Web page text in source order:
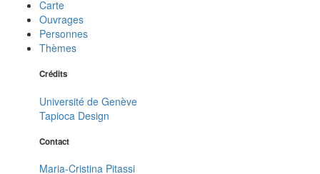
Carte
Ouvrages
Personnes
Thèmes
Crédits
Université de Genève
Tapioca Design
Contact
Maria-Cristina Pitassi